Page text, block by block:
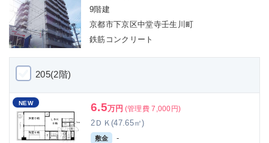
9階建
京都市下京区中堂寺壬生川町
鉄筋コンクリート
205(2階)
NEW 6.5万円 (管理費 7,000円)
2ＤＫ(47.65㎡)
敷金 -